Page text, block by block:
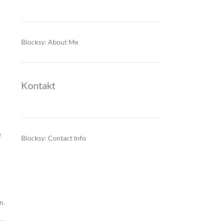
Blocksy: About Me
Kontakt
Blocksy: Contact Info